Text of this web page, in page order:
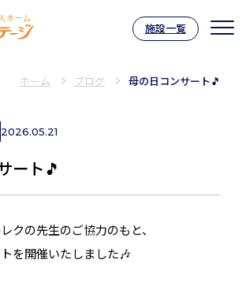
老人ホーム サニーステー
施設一覧
ホーム ブログ 母の日コンサート🎵
2026.05.21
ート🎵
クの先生のご協力のもと、
を開催いたしました🎶